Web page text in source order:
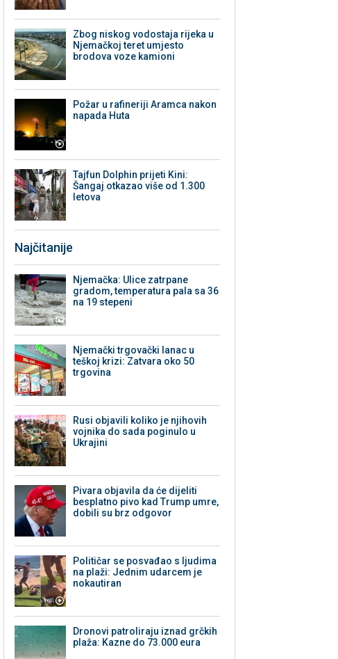
Zbog niskog vodostaja rijeka u
Njemačkoj teret umjesto
brodova voze kamioni
Požar u rafineriji Aramca nakon
napada Huta
Tajfun Dolphin prijeti Kini:
Šangaj otkazao više od 1.300
letova
Najčitanije
Njemačka: Ulice zatrpane
gradom, temperatura pala sa 36
na 19 stepeni
Njemački trgovački lanac u
teškoj krizi: Zatvara oko 50
trgovina
Rusi objavili koliko je njihovih
vojnika do sada poginulo u
Ukrajini
Pivara objavila da će dijeliti
besplatno pivo kad Trump umre,
dobili su brz odgovor
Političar se posvađao s ljudima
na plaži: Jednim udarcem je
nokautiran
Dronovi patroliraju iznad grčkih
plaža: Kazne do 73.000 eura